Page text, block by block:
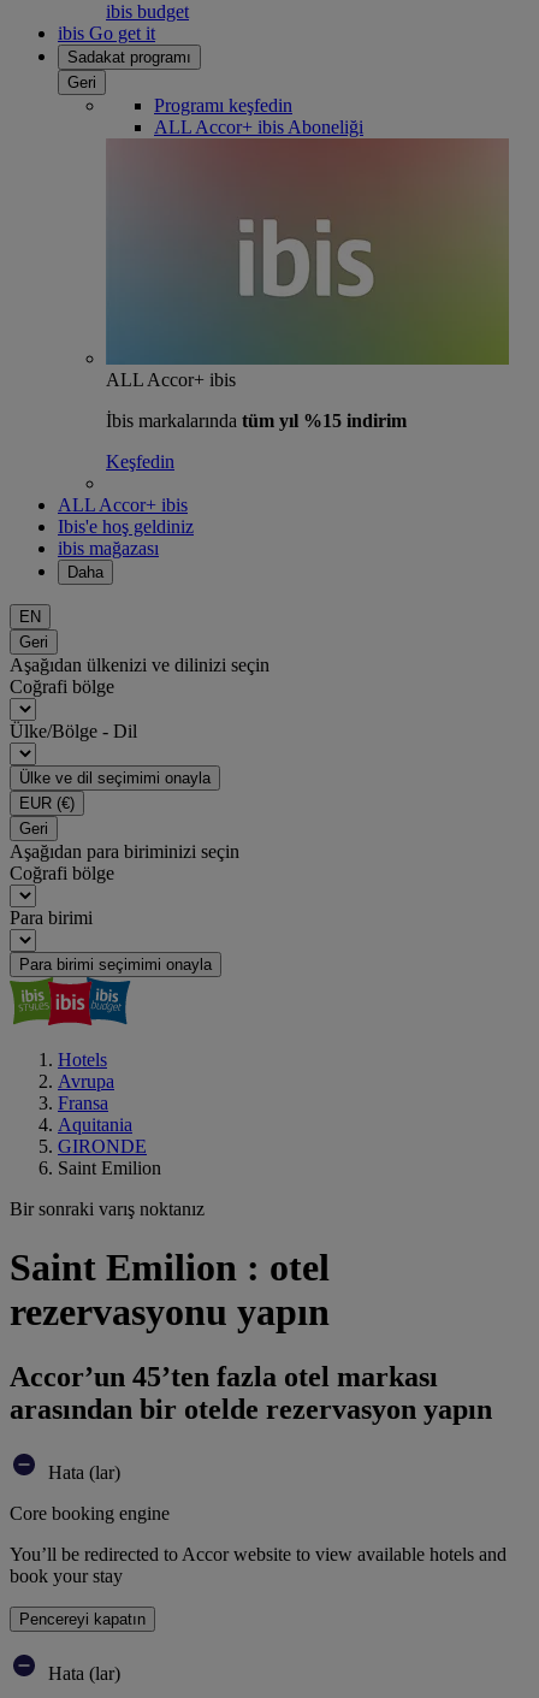
ibis budget
ibis Go get it
Sadakat programı
Geri
Programı keşfedin
ALL Accor+ ibis Aboneliği
ALL Accor+ ibis
İbis markalarında tüm yıl %15 indirim
Keşfedin
ALL Accor+ ibis
Ibis'e hoş geldiniz
ibis mağazası
Daha
EN
Geri
Aşağıdan ülkenizi ve dilinizi seçin
Coğrafi bölge
Ülke/Bölge - Dil
Ülke ve dil seçimimi onayla
EUR (€)
Geri
Aşağıdan para biriminizi seçin
Coğrafi bölge
Para birimi
Para birimi seçimimi onayla
Hotels
Avrupa
Fransa
Aquitania
GIRONDE
Saint Emilion
Bir sonraki varış noktanız
Saint Emilion : otel
rezervasyonu yapın
Accor’un 45’ten fazla otel markası
arasından bir otelde rezervasyon yapın
Hata (lar)
Core booking engine
You’ll be redirected to Accor website to view available hotels and
book your stay
Pencereyi kapatın
Hata (lar)